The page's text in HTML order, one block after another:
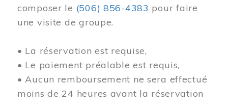
composer le (506) 856-4383 pour faire
une visite de groupe.
• La réservation est requise,
• Le paiement préalable est requis,
• Aucun remboursement ne sera effectué
moins de 24 heures avant la réservation